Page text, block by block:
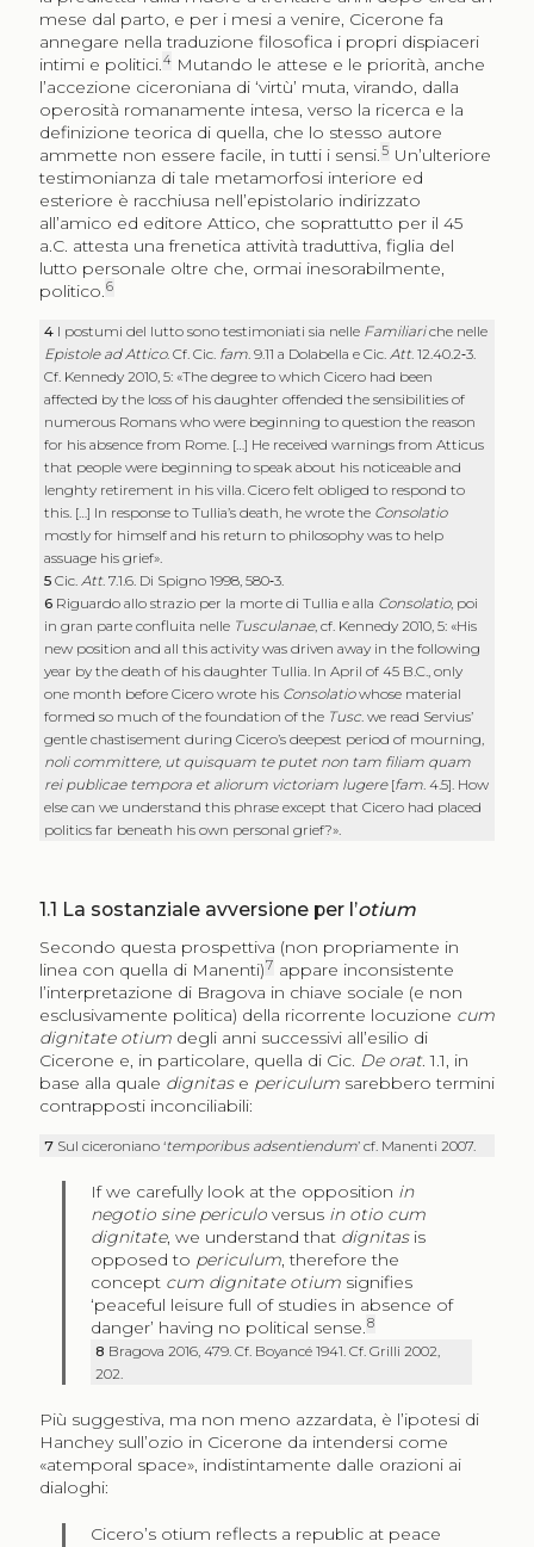
mese dal parto, e per i mesi a venire, Cicerone fa
annegare nella traduzione filosofica i propri dispiaceri
intimi e politici.4Mutando le attese e le priorità, anche
l’accezione ciceroniana di ‘virtù’ muta, virando, dalla
operosità romanamente intesa, verso la ricerca e la
definizione teorica di quella, che lo stesso autore
ammette non essere facile, in tutti i sensi.5 Un’ulteriore
testimonianza di tale metamorfosi interiore ed
esteriore è racchiusa nell’epistolario indirizzato
all’amico ed editore Attico, che soprattutto per il 45
a.C. attesta una frenetica attività traduttiva, figlia del
lutto personale oltre che, ormai inesorabilmente,
politico.6
4 I postumi del lutto sono testimoniati sia nelle Familiariche nelle
Epistole ad Attico. Cf. Cic. fam. 9.11 a Dolabella e Cic. Att. 12.40.2‑3.
Cf. Kennedy 2010, 5: «The degree to which Cicero had been
affected by the loss of his daughter offended the sensibilities of
numerous Romans who were beginning to question the reason
for his absence from Rome. […] He received warnings from Atticus
that people were beginning to speak about his noticeable and
lenghty retirement in his villa. Cicero felt obliged to respond to
this. […] In response to Tullia’s death, he wrote the Consolatio
mostly for himself and his return to philosophy was to help
assuage his grief».
5Cic.Att. 7.1.6. Di Spigno 1998, 580‑3.
6 Riguardo allo strazio per la morte di Tullia e alla Consolatio, poi
in gran parte confluita nelle Tusculanae, cf. Kennedy 2010, 5: «His
new position and all this activity was driven away in the following
year by the death of his daughter Tullia. In April of 45 B.C., only
one month before Cicero wrote his Consolatiowhose material
formed so much of the foundation of the Tusc. we read Servius’
gentle chastisement during Cicero’s deepest period of mourning,
noli committere, ut quisquam te putet non tam filiam quam
rei publicae tempora et aliorum victoriam lugere[fam. 4.5]. How
else can we understand this phrase except that Cicero had placed
politics far beneath his own personal grief?».
1.1 La sostanziale avversione per l’otium
Secondo questa prospettiva (non propriamente in
linea con quella di Manenti)7 appare inconsistente
l’interpretazione di Bragova in chiave sociale (e non
esclusivamente politica) della ricorrente locuzione cum
dignitate otiumdegli anni successivi all’esilio di
Cicerone e, in particolare, quella di Cic. De orat. 1.1, in
base alla quale dignitase periculumsarebbero termini
contrapposti inconciliabili:
7 Sul ciceroniano ‘temporibus adsentiendum’ cf. Manenti 2007.
If we carefully look at the opposition in
negotio sine periculoversus in otio cum
dignitate, we understand that dignitasis
opposed to periculum, therefore the
concept cum dignitate otium signifies
‘peaceful leisure full of studies in absence of
danger’ having no political sense.8
8 Bragova 2016, 479. Cf. Boyancé 1941. Cf. Grilli 2002,
202.
Più suggestiva, ma non meno azzardata, è l’ipotesi di
Hanchey sull’ozio in Cicerone da intendersi come
«atemporal space», indistintamente dalle orazioni ai
dialoghi:
Cicero’s otium reflects a republic at peace